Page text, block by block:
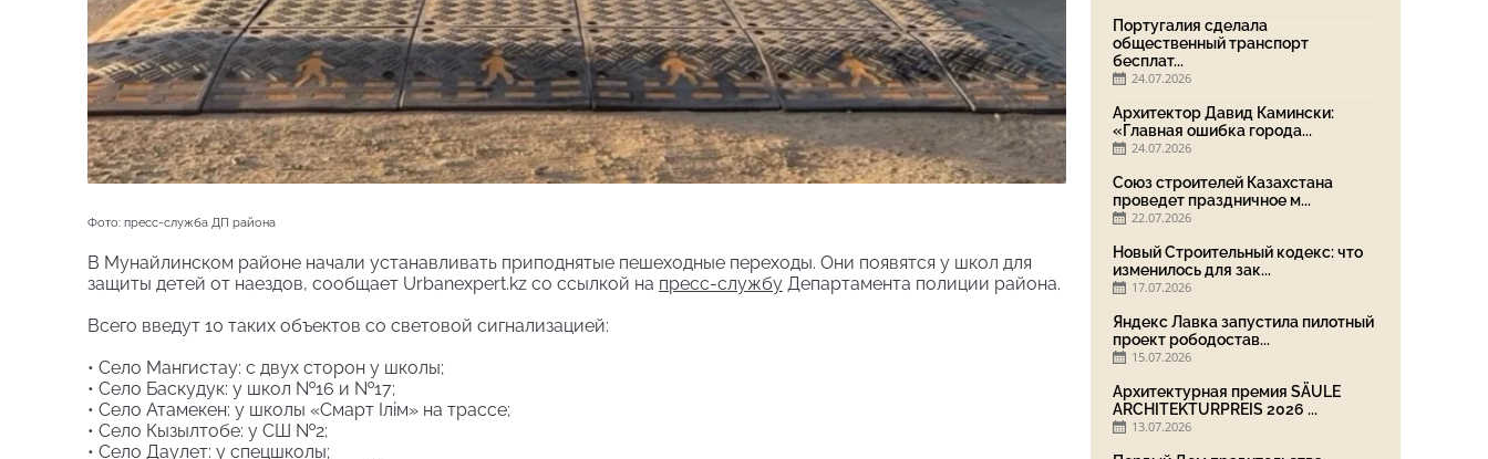
Фото: пресс-служба ДП района
В Мунайлинском районе начали устанавливать приподнятые пешеходные переходы. Они появятся у школ для
защиты детей от наездов, сообщает Urbanexpert.kz со ссылкой на пресс-службу Департамента полиции района.
Всего введут 10 таких объектов со световой сигнализацией:
• Село Мангистау: с двух сторон у школы;
• Село Баскудук: у школ №16 и №17;
• Село Атамекен: у школы «Смарт Ілім» на трассе;
• Село Кызылтобе: у СШ №2;
• Село Даулет: у спецшколы;
Португалия сделала
общественный транспорт
бесплат...
24.07.2026
Архитектор Давид Камински:
«Главная ошибка города...
24.07.2026
Союз строителей Казахстана
проведет праздничное м...
22.07.2026
Новый Строительный кодекс: что
изменилось для зак...
17.07.2026
Яндекс Лавка запустила пилотный
проект рободостав...
15.07.2026
Архитектурная премия SÄULE
ARCHITEKTURPREIS 2026 ...
13.07.2026